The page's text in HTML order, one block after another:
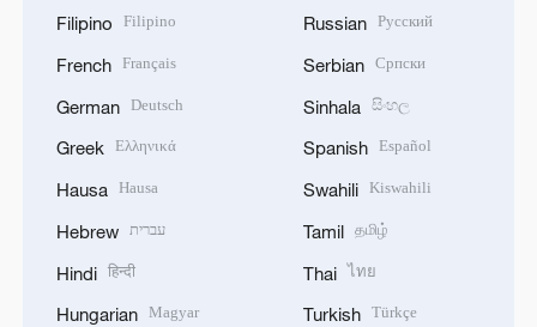
Filipino Filipino
French Français
German Deutsch
Greek Ελληνικά
Hausa Hausa
Hebrew עברית
Hindi हिन्दी
Hungarian Magyar
Russian Русский
Serbian Српски
Sinhala සිංහල
Spanish Español
Swahili Kiswahili
Tamil தமிழ்
Thai ไทย
Turkish Türkçe